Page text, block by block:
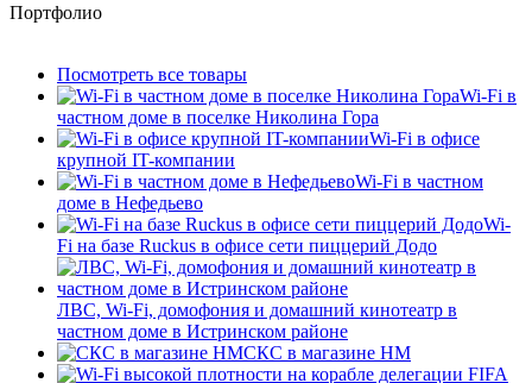
Портфолио
Посмотреть все товары
Wi-Fi в
частном доме в поселке Николина Гора
Wi-Fi в офисе
крупной IT-компании
Wi-Fi в частном
доме в Нефедьево
Wi-
Fi на базе Ruckus в офисе сети пиццерий Додо
ЛВС, Wi-Fi, домофония и домашний кинотеатр в
частном доме в Истринском районе
СКС в магазине HM